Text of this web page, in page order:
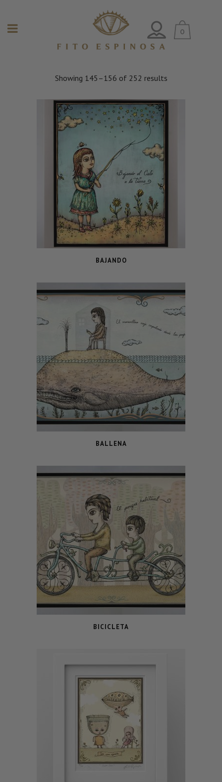
0
Showing 145–156 of 252 results
BAJANDO
BALLENA
BICICLETA